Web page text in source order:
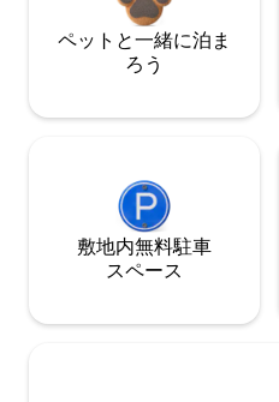
ペットと一緒に泊ま
ろう
敷地内無料駐⁠車
ス⁠ペ⁠ー⁠ス